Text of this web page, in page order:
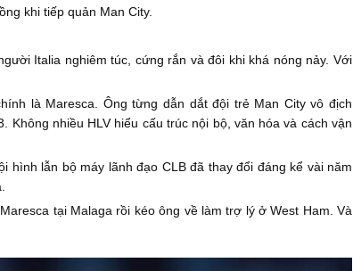
khi tiếp quản Man City.
Italia nghiêm túc, cứng rắn và đôi khi khá nóng nảy. Với
là Maresca. Ông từng dẫn dắt đội trẻ Man City vô địch
nhiều HLV hiểu cấu trúc nội bộ, văn hóa và cách vận
lẫn bộ máy lãnh đạo CLB đã thay đổi đáng kể vài năm
tại Malaga rồi kéo ông về làm trợ lý ở West Ham. Và